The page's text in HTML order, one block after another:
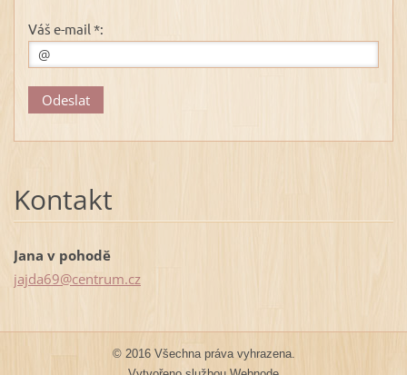
Váš e-mail *:
Kontakt
Jana v pohodě
jajda69@centrum.cz
© 2016 Všechna práva vyhrazena.